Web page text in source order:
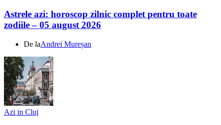
Astrele azi: horoscop zilnic complet pentru toate
zodiile – 05 august 2026
De laAndrei Mureșan
Azi in Cluj